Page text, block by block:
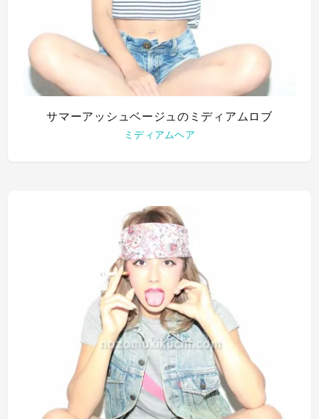
サマーアッシュベージュのミディアムロブ
ミディアムヘア